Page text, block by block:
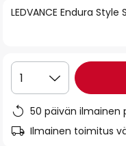
of
gallery
LEDVANCE Endura
1
50 päivän ilmainen
Ilmainen toimitus